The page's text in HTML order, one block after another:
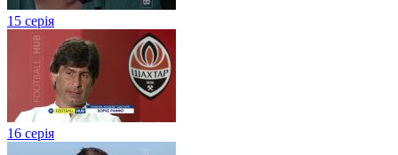
15 серія
16 серія